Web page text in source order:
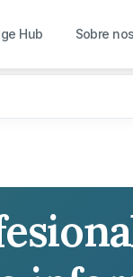
Hub Sobre